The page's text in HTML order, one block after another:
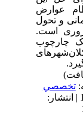
عوارض
و تحول
است.
چارچوب
تخصصي
1404/4/18 | پذیرش: 1404/1/1 | انتشار: